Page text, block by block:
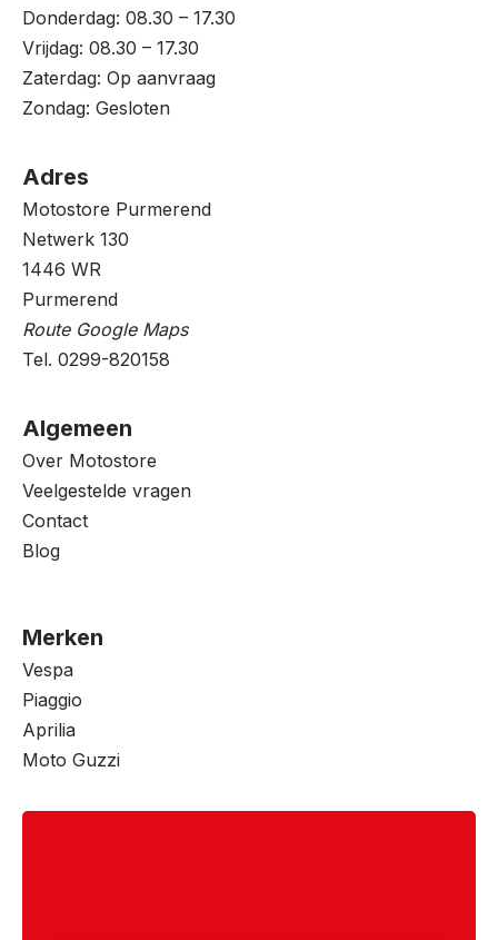
Donderdag: 08.30 – 17.30
Vrijdag: 08.30 – 17.30
Zaterdag: Op aanvraag
Zondag: Gesloten
Adres
Motostore Purmerend
Netwerk 130
1446 WR
Purmerend
Route Google Maps
Tel. 0299-820158
Algemeen
Over Motostore
Veelgestelde vragen
Contact
Blog
Merken
Vespa
Piaggio
Aprilia
Moto Guzzi